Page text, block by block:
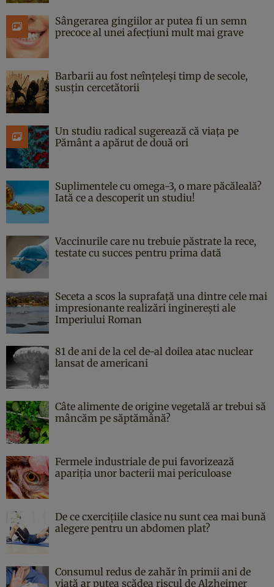
Sângerarea gingiilor ar putea fi un semn
precoce al unei afecțiuni mult mai grave
Barbarii au fost neînțeleși timp de secole,
susțin cercetătorii
Un studiu radical sugerează că viața pe
Pământ a apărut de două ori
Suplimentele cu omega-3, o mare păcăleală?
Iată ce a descoperit un studiu!
Vaccinurile care nu trebuie păstrate la rece,
testate cu succes pentru prima dată
Seceta a scos la suprafață una dintre cele mai
impresionante realizări inginerești ale
Imperiului Roman
81 de ani de la cel de-al doilea atac nuclear
lansat de americani
Câte alimente de origine vegetală ar trebui să
mâncăm pe săptămână?
Fermele industriale de pui favorizează
apariția unor bacterii mai periculoase
De ce cxercițiile clasice nu sunt cea mai bună
alegere pentru un abdomen plat?
Consumul redus de zahăr în primii ani de
viață ar putea scădea riscul de Alzheimer